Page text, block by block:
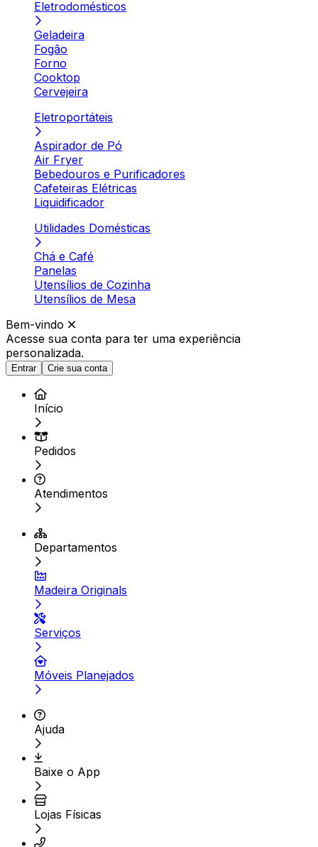
Eletrodomésticos
Geladeira
Fogão
Forno
Cooktop
Cervejeira
Eletroportáteis
Aspirador de Pó
Air Fryer
Bebedouros e Purificadores
Cafeteiras Elétricas
Liquidificador
Utilidades Domésticas
Chá e Café
Panelas
Utensílios de Cozinha
Utensílios de Mesa
Bem-vindo
Acesse sua conta para ter uma experiência
personalizada.
Entrar Crie sua conta
Início
Pedidos
Atendimentos
Departamentos
Madeira Originals
Serviços
Móveis Planejados
Ajuda
Baixe o App
Lojas Físicas